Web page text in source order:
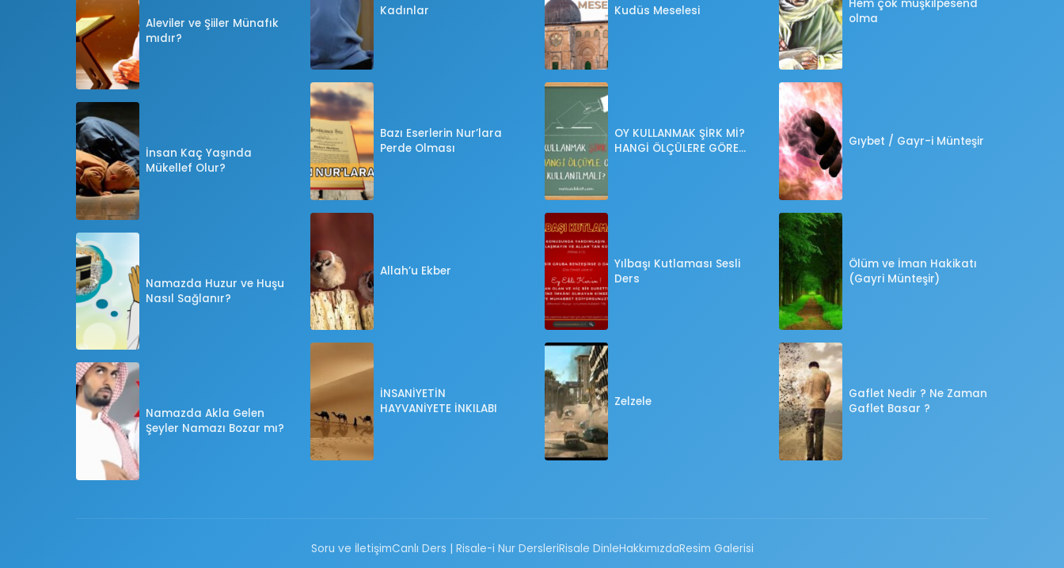
Aleviler ve Şiiler Münafık
mıdır?
İnsan Kaç Yaşında
Mükellef Olur?
Namazda Huzur ve Huşu
Nasıl Sağlanır?
Namazda Akla Gelen
Şeyler Namazı Bozar mı?
Kadınlar
Bazı Eserlerin Nur’lara
Perde Olması
Allah’u Ekber
İNSANİYETİN
HAYVANİYETE İNKILABI
Kudüs Meselesi
OY KULLANMAK ŞİRK Mİ?
HANGİ ÖLÇÜLERE GÖRE
Yılbaşı Kutlaması Sesli
Ders
Zelzele
Hem çok müşkilpesend
olma
Gıybet / Gayr-i Münteşir
Ölüm ve İman Hakikatı
(Gayri Münteşir)
Gaflet Nedir ? Ne Zaman
Gaflet Basar ?
Soru ve İletişimCanlı Ders | Risale-i Nur DersleriRisale DinleHakkımızdaResim Galerisi